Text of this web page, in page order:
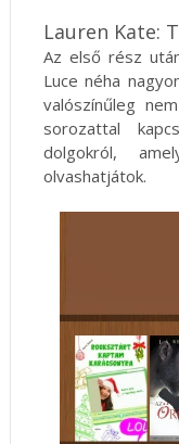
Lauren Kate:
Az első rész
Luce néha
valószínűleg
sorozattal
dolgokról,
olvashatjátok.